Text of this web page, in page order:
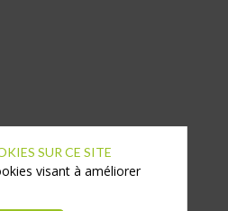
SUR CE SITE
visant à améliorer